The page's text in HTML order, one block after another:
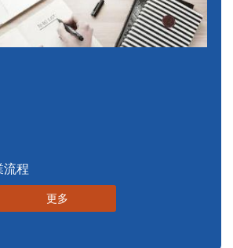
流程
更多